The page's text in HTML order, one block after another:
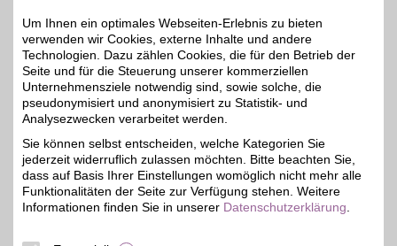
bis zu 5%
Der Online Shop EMP
bietet alles, was das
Heavy Metal Herz
begehren kann: Kleidung,
Band-Shirts, Vinyls, Deko
oder DVDs mit BSW-
Vorteil shoppen! Auch
Rockabillys, Gothics,
LARP-Anhänger finden
hier das Richtige!
Zum Partnerprofil
Um Ihnen ein optimales Webseiten-Erlebnis zu bieten
verwenden wir Cookies, externe Inhalte und andere
Technologien. Dazu zählen Cookies, die für den Betrieb der
Seite und für die Steuerung unserer kommerziellen
Unternehmensziele notwendig sind, sowie solche, die
pseudonymisiert und anonymisiert zu Statistik- und
Analysezwecken verarbeitet werden.
Sie können selbst entscheiden, welche Kategorien Sie
jederzeit widerruflich zulassen möchten. Bitte beachten Sie,
dass auf Basis Ihrer Einstellungen womöglich nicht mehr alle
Funktionalitäten der Seite zur Verfügung stehen. Weitere
Informationen finden Sie in unserer Datenschutzerklärung